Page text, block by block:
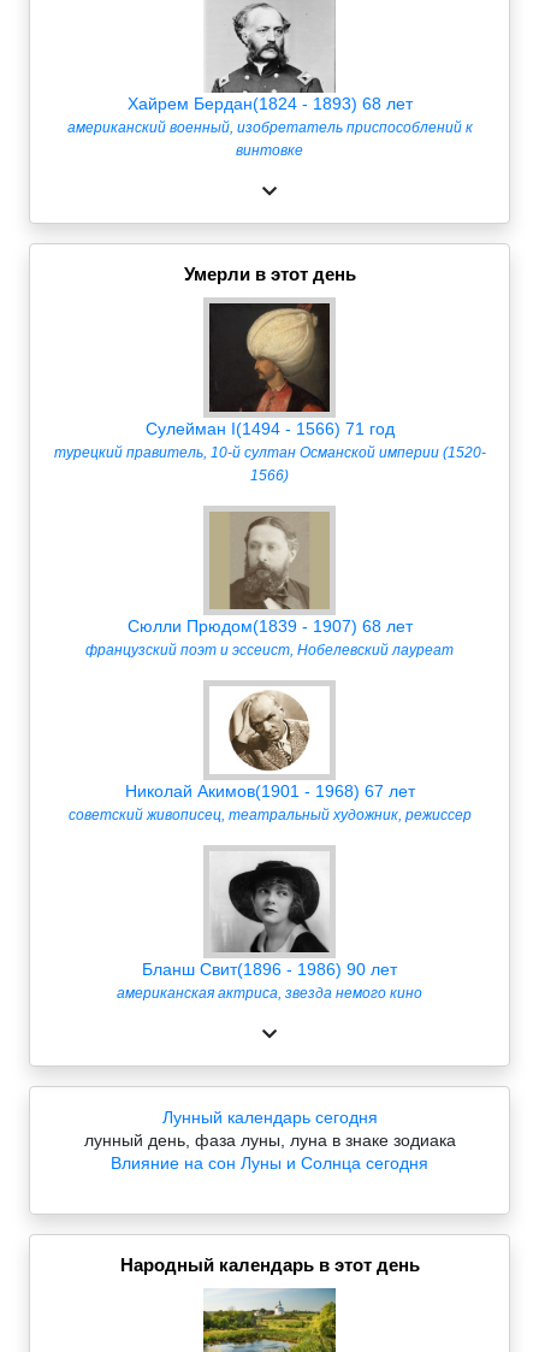
Хайрем Бердан(1824 - 1893) 68 лет
американский военный, изобретатель приспособлений к
винтовке
Умерли в этот день
Сулейман I(1494 - 1566) 71 год
турецкий правитель, 10-й султан Османской империи (1520-
1566)
Сюлли Прюдом(1839 - 1907) 68 лет
французский поэт и эссеист, Нобелевский лауреат
Николай Акимов(1901 - 1968) 67 лет
советский живописец, театральный художник, режиссер
Бланш Свит(1896 - 1986) 90 лет
американская актриса, звезда немого кино
Лунный календарь сегодня
лунный день, фаза луны, луна в знаке зодиака
Влияние на сон Луны и Солнца сегодня
Народный календарь в этот день